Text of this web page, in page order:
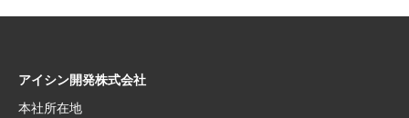
アイシン開発株式会社
本社所在地